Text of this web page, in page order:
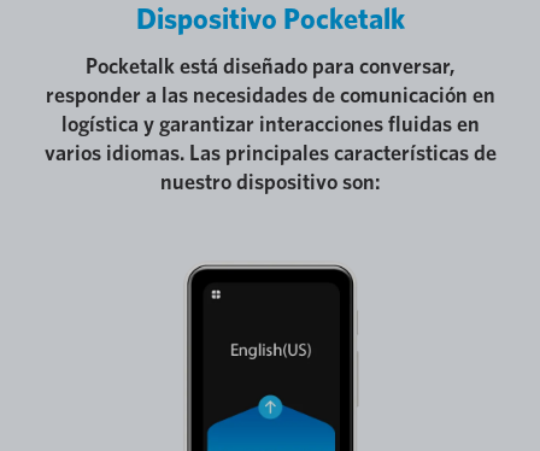
Dispositivo Pocketalk
Pocketalk está diseñado para conversar,
responder a las necesidades de comunicación en
logística y garantizar interacciones fluidas en
varios idiomas. Las principales características de
nuestro dispositivo son: